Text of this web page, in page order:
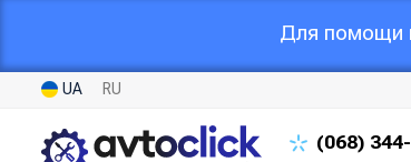
Для помощи
UA RU
(068)